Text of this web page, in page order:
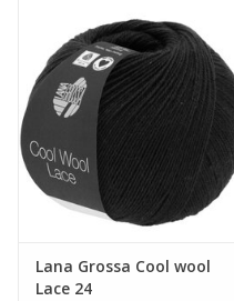
TOEVOEGEN AAN WINKELWAGEN
Lana Grossa Cool wool
Lace 24